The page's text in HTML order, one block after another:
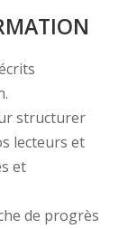
structurer
lecteurs et
et
de progrès